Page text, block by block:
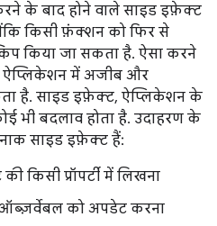
के बाद होने वाले साइड इफ़ेक्ट
किसी फ़ंक्शन को फिर से
किया जा सकता है. ऐसा करने
ऐप्लिकेशन में अजीब और
है. साइड इफ़ेक्ट, ऐप्लिकेशन के
भी बदलाव होता है. उदाहरण के
साइड इफ़ेक्ट हैं:
किसी प्रॉपर्टी में लिखना
को अपडेट करना